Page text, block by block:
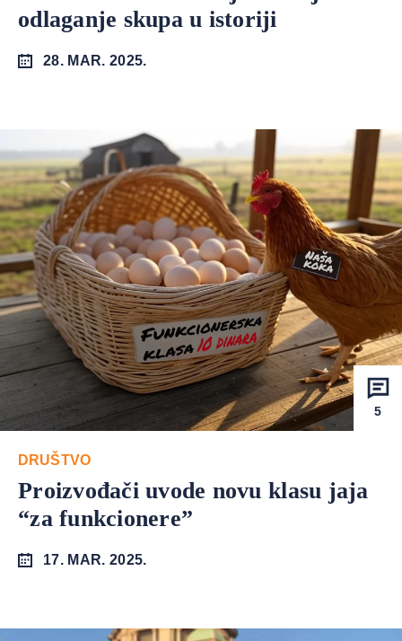
odlaganje skupa u istoriji
28. MAR. 2025.
5
DRUŠTVO
Proizvođači uvode novu klasu jaja
“za funkcionere”
17. MAR. 2025.